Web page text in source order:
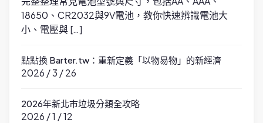
18650、CR2032與9V電池，教你快速辨識電池大
小、電壓與 […]
點點換 Barter.tw：重新定義「以物易物」的新經濟
2026 / 3 / 26
2026年新北市垃圾分類全攻略
2026 / 1 / 12